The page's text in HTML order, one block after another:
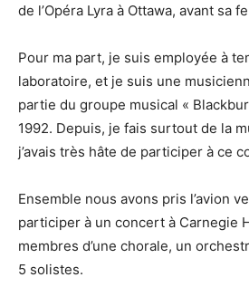
de l’Opéra Lyra à Ottawa, avant sa
Pour ma part, je suis employée à
laboratoire, et je suis une
partie du groupe musical «
1992. Depuis, je fais surtout de la
j’avais très hâte de participer à ce
Ensemble nous avons pris l’avion
participer à un concert à Carnegie
membres d’une chorale, un
5 solistes.